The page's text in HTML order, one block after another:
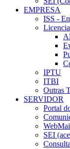
EMPRESA
ISS -
IPTU
ITBI
Outras
SERVIDOR
Portal
SEI